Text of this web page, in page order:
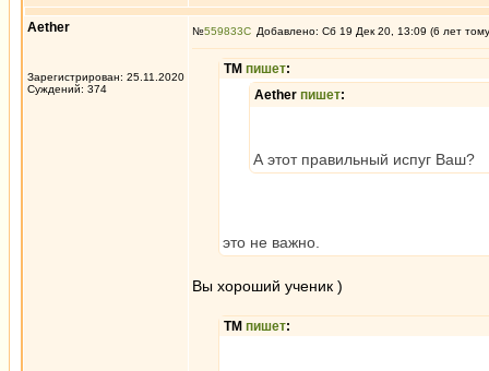
Aether
Зарегистрирован: 25.11.2020
Суждений: 374
№559833 Добавлено: Сб 19 Дек 20, 13:09 (6 лет
ТМ пишет:
Aether пишет:
А этот правильный испуг Ваш?
это не важно.
Вы хороший ученик )
ТМ пишет: